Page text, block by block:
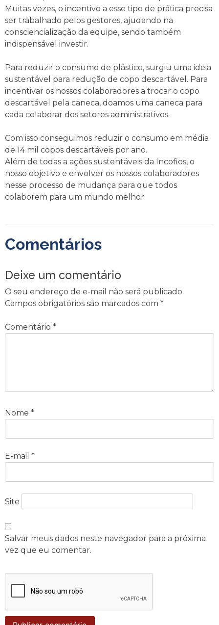
Muitas vezes, o incentivo a esse tipo de prática precisa
ser trabalhado pelos gestores, ajudando na
consciencialização da equipe, sendo também
indispensável investir.
Para reduzir o consumo de plástico, surgiu uma ideia
sustentável para redução de copo descartável. Para
incentivar os nossos colaboradores a trocar o copo
descartável pela caneca, doamos uma caneca para
cada colaborar dos setores administrativos.
Com isso conseguimos reduzir o consumo em média
de 14 mil copos descartáveis por ano.
Além de todas a ações sustentáveis da Incofios, o
nosso objetivo e envolver os nossos colaboradores
nesse processo de mudança para que todos
colaborem para um mundo melhor
Comentários
Deixe um comentário
O seu endereço de e-mail não será publicado.
Campos obrigatórios são marcados com *
Comentário *
Nome *
E-mail *
Site
Salvar meus dados neste navegador para a próxima
vez que eu comentar.